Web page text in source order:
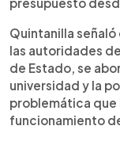
Quintanilla
las autoridades
de Estado, se
universidad y la
problemática que
funcionamiento